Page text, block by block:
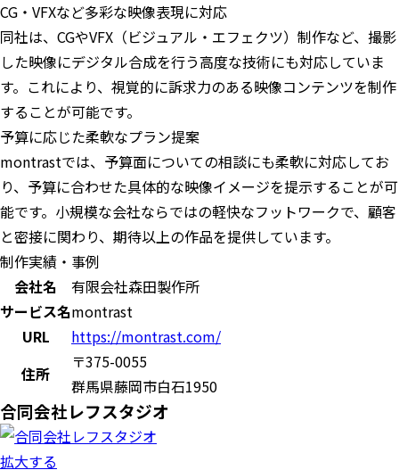
CG・VFXなど多彩な映像表現に対応
同社は、CGやVFX（ビジュアル・エフェクツ）制作など、撮影
した映像にデジタル合成を行う高度な技術にも対応していま
す。これにより、視覚的に訴求力のある映像コンテンツを制作
することが可能です。
予算に応じた柔軟なプラン提案
montrastでは、予算面についての相談にも柔軟に対応してお
り、予算に合わせた具体的な映像イメージを提示することが可
能です。小規模な会社ならではの軽快なフットワークで、顧客
と密接に関わり、期待以上の作品を提供しています。
制作実績・事例
会社名
有限会社森田製作所
サービス名montrast
URL
https://montrast.com/
住所
〒375-0055
群馬県藤岡市白石1950
合同会社レフスタジオ
拡大する